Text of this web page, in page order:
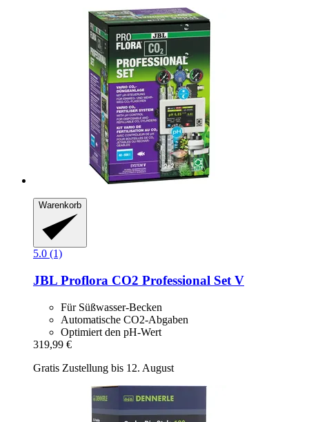
Warenkorb
5.0 (1)
JBL Proflora CO2 Professional Set V
Für Süßwasser-Becken
Automatische CO2-Abgaben
Optimiert den pH-Wert
319,99 €
Gratis Zustellung bis 12. August